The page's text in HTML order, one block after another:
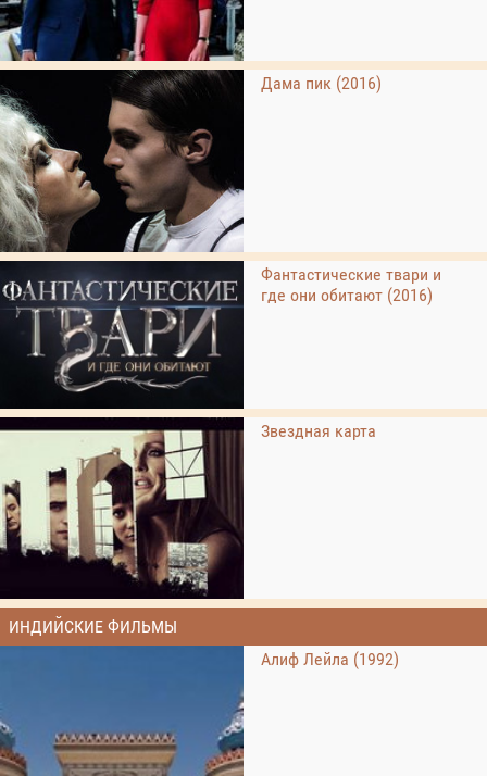
Дама пик (2016)
Фантастические твари и
где они обитают (2016)
Звездная карта
ИНДИЙСКИЕ ФИЛЬМЫ
Алиф Лейла (1992)